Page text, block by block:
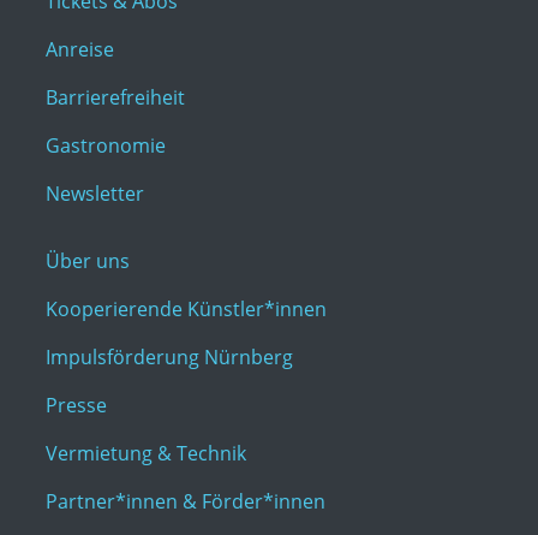
Anreise
Barrierefreiheit
Gastronomie
Newsletter
Über uns
Kooperierende Künstler*innen
Impulsförderung Nürnberg
Presse
Vermietung & Technik
Partner*innen & Förder*innen